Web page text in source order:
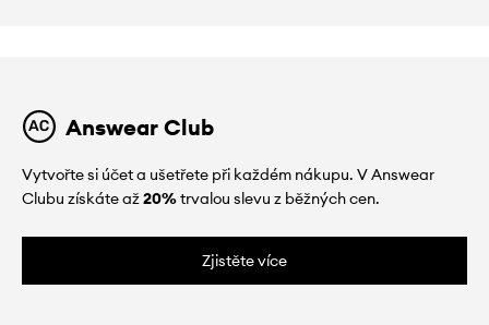
Answear Club
Vytvořte si účet a ušetřete při každém nákupu. V Answear
Clubu získáte až20%trvalou slevu z běžných cen.
Zjistěte více